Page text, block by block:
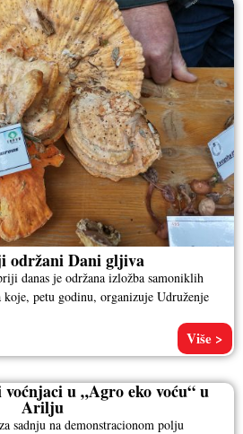
održani Dani gljiva
danas je održana izložba samoniklih
petu godinu, organizuje Udruženje
Više >
u „Agro eko voću“ u
Arilju
sadnju na demonstracionom polju